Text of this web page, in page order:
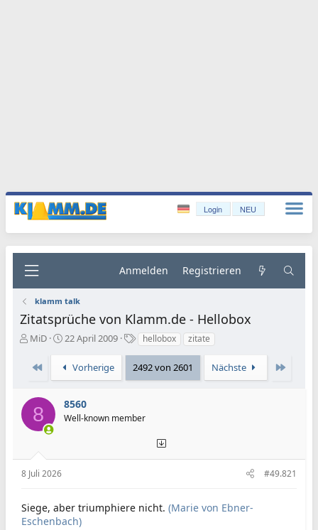
Login NEU
Anmelden Registrieren
klamm talk
Zitatsprüche von Klamm.de - Hellobox
E
l
e
MiD
E
s
l
l
22 April 2009
S
h
w
hellobox zitate
Erste Vorherige 2492 von 2601 Nächste
8 8560
Well-known member
8 Juli 2026 #49.821
Siege, aber triumphiere nicht. (Marie von Ebner-
Eschenbach)